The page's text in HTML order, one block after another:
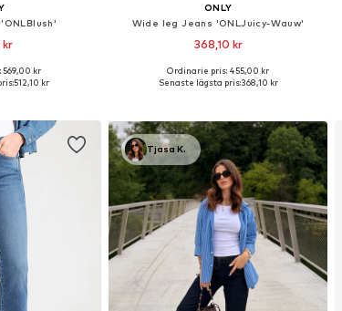
kr
storlekar
kr
512,10 kr
ONLY
Wide leg Jeans 'ONLJuicy-Wauw'
368,10 kr
Tillgänglig i många storlekar
Ordinarie pris: 455,00 kr
Senaste lägsta pris:368,10 kr
Tjasa K.